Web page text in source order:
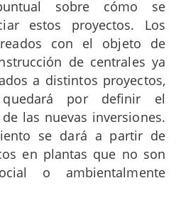
sobre cómo se
estos proyectos. Los
con el objeto de
de centrales ya
a distintos proyectos,
por definir el
las nuevas inversiones.
se dará a partir de
en plantas que no son
o ambientalmente